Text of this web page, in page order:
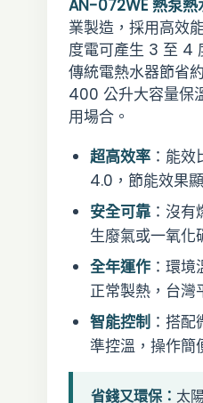
AN-072WE 熱泵熱
業製造，採用高效
度電可產生 3 至 4
傳統電熱水器節省
400 公升大容量保
用場合。
超高效率：能效
4.0，節能效果
安全可靠：沒有
生廢氣或一氧化
全年運作：環境
正常製熱，台灣
智能控制 ：搭
準控溫，操作簡
省錢又環保： 太